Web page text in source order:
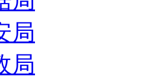
局
局